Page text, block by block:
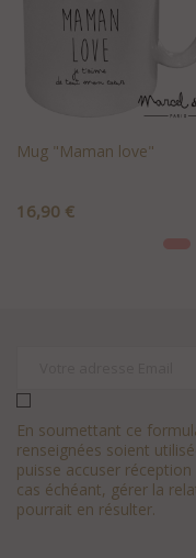
Mug "Maman love"
Prix
16,90 €
+AJOUTER AU PANIER
En soumettant ce
renseignées soient
puisse accuser
cas échéant, gérer la
pourrait en résulter.